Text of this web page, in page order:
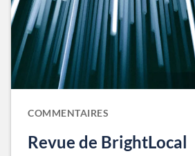
COMMENTAIRES
Revue de BrightLocal